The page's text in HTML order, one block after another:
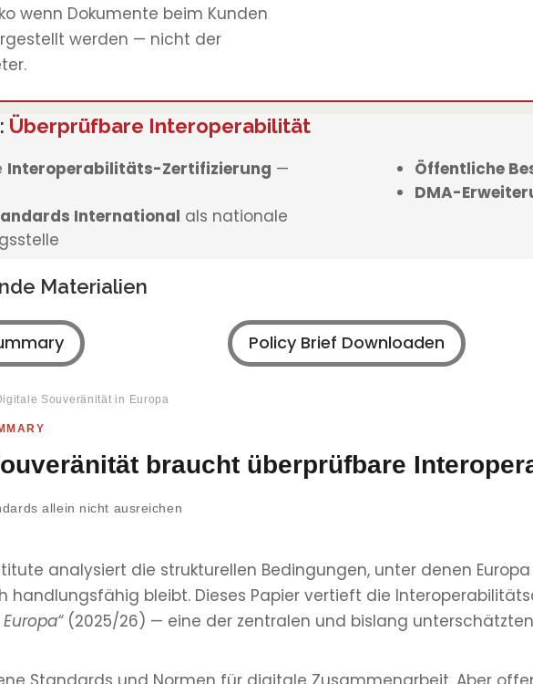
wenn Dokumente beim Kunden
werden — nicht der
Überprüfbare Interoperabilität
Interoperabilitäts-Zertifizierung —
International als nationale
Öffentliche
DMA-
Materialien
Policy Brief Downloaden
Souveränität in Europa
braucht überprüfbare
allein nicht ausreichen
analysiert die strukturellen Bedingungen, unter denen
handlungsfähig bleibt. Dieses Papier vertieft die
(2025/26) — eine der zentralen und bislang